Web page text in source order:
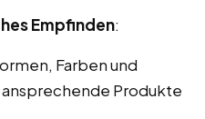
Empfinden:
Farben und
Produkte